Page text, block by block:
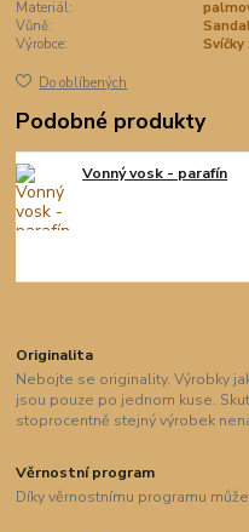
Materiál:
Vůně:
Výrobce:
Svíčky
Do oblíbených
Podobné produkty
Vonný vosk - parafín
Originalita
Nebojte se originality. Výrobky
jsou pouze po jednom kuse.
stoprocentně stejný výrobek
Věrnostní program
Díky věrnostnímu programu